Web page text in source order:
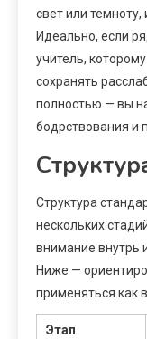
свет или темноту,
Идеально, если
учитель,
сохранять
полностью — вы
бодрствования и
Структура
нескольких
внимание внутрь
Ниже —
применяться как
Этап